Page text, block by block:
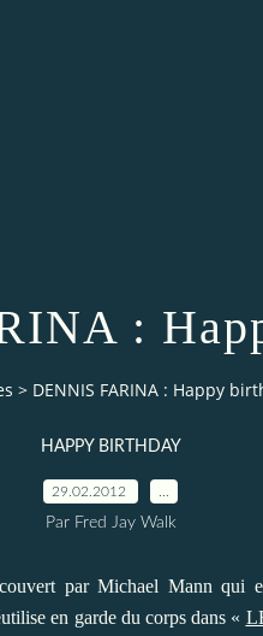
:
> DENNIS FARINA : Happy
HAPPY BIRTHDAY
29.02.2012
Par Fred Jay Walk
par Michael Mann
en garde du corps dans «